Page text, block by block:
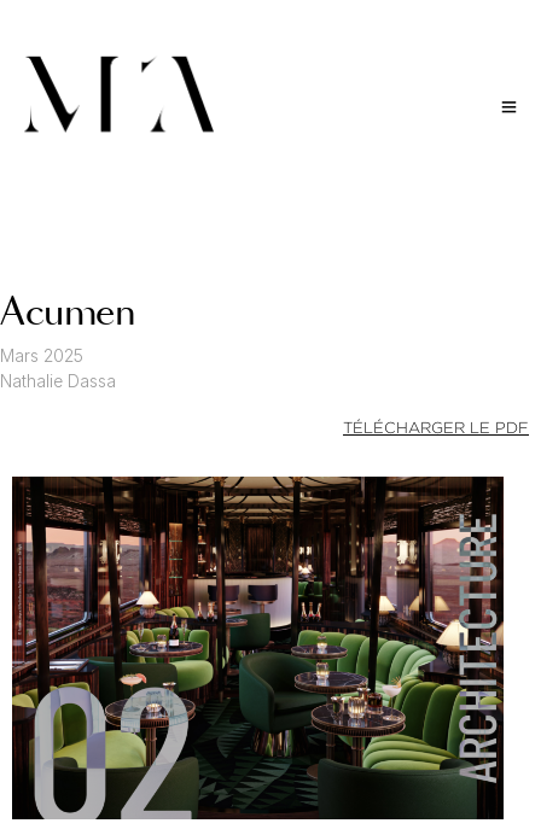
Acumen
Mars 2025
Nathalie Dassa
TÉLÉCHARGER LE PDF